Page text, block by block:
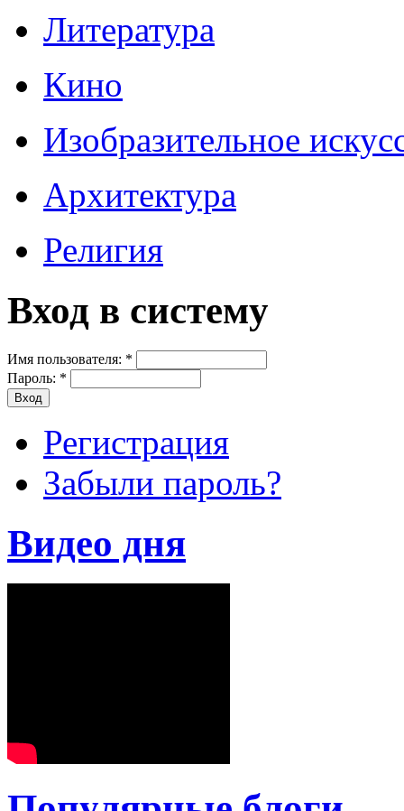
Литература
Кино
Изобразительное
Архитектура
Религия
Вход в систему
Имя пользователя: *
Пароль: *
Регистрация
Забыли пароль?
Видео дня